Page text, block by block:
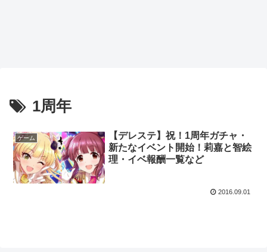
1周年
ゲーム
【デレステ】祝！1周年ガチャ・
新たなイベント開始！莉嘉と智絵
理・イベ報酬一覧など
2016.09.01